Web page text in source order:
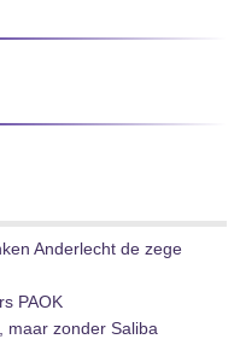
Anderlecht de zege
PAOK
maar zonder Saliba